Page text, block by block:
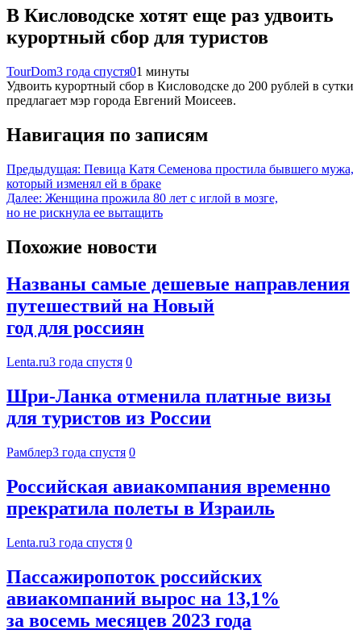
В Кисловодске хотят еще раз удвоить
курортный сбор для туристов
TourDom3 года спустя01 минуты
Удвоить курортный сбор в Кисловодске до 200 рублей в сутки
предлагает мэр города Евгений Моисеев.
Навигация по записям
Предыдущая: Певица Катя Семенова простила бывшего мужа,
который изменял ей в браке
Далее: Женщина прожила 80 лет с иглой в мозге,
но не рискнула ее вытащить
Похожие новости
Названы самые дешевые направления
путешествий на Новый
год для россиян
Lenta.ru3 года спустя 0
Шри-Ланка отменила платные визы
для туристов из России
Рамблер3 года спустя 0
Российская авиакомпания временно
прекратила полеты в Израиль
Lenta.ru3 года спустя 0
Пассажиропоток российских
авиакомпаний вырос на 13,1%
за восемь месяцев 2023 года